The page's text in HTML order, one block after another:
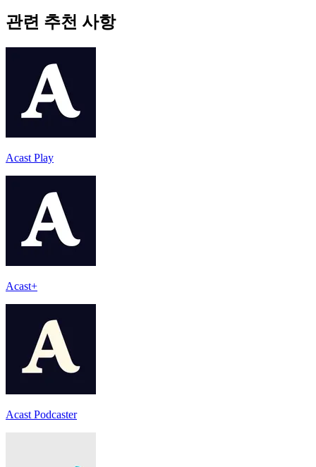
관련 추천 사항
Acast Play
Acast+
Acast Podcaster